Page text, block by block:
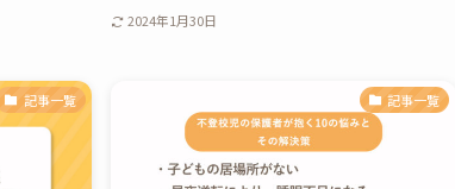
2024年1月30日
記事一覧 記事一覧